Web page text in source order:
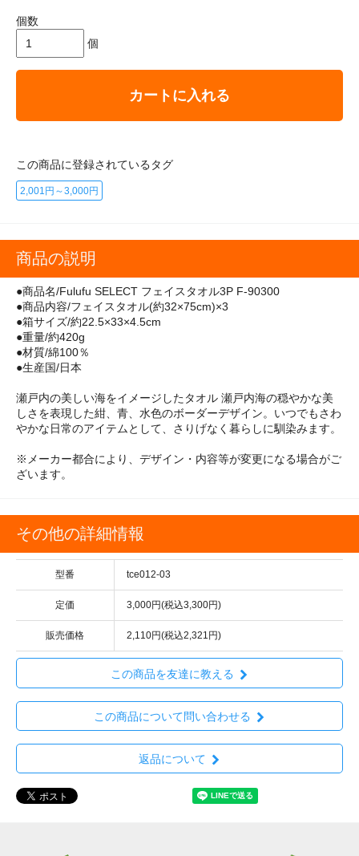
個数
個
カートに入れる
この商品に登録されているタグ
2,001円～3,000円
商品の説明
●商品名/Fulufu SELECT フェイスタオル3P F-90300
●商品内容/フェイスタオル(約32×75cm)×3
●箱サイズ/約22.5×33×4.5cm
●重量/約420g
●材質/綿100％
●生産国/日本
瀬戸内の美しい海をイメージしたタオル 瀬戸内海の穏やかな美
しさを表現した紺、青、水色のボーダーデザイン。いつでもさわ
やかな日常のアイテムとして、さりげなく暮らしに馴染みます。
※メーカー都合により、デザイン・内容等が変更になる場合がご
ざいます。
その他の詳細情報
型番 tce012-03
定価 3,000円(税込3,300円)
販売価格 2,110円(税込2,321円)
この商品を友達に教える
この商品について問い合わせる
返品について